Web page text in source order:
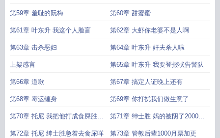
第59章 羞耻的阮梅 第60章 甜蜜蜜
第61章 叶东升 我这个人脸盲 第62章 大虾你老婆不是人啊
第63章 击杀恶妇 第64章 叶东升 奸夫杀人啦
上架感言 第65章 叶东升 我要登报状告警队
第66章 道歉 第67章 搞定人证晚上还有
第68章 霉运缠身 第69章 你打扰我们做生意了
第70章 托尼 我把他打成食屎胜二
合一大章
第71章 绅士胜 妈的被阴了2000订
加更
第72章 托尼 绅士胜急着去食屎咩 第73章 管教后辈1000月票加更